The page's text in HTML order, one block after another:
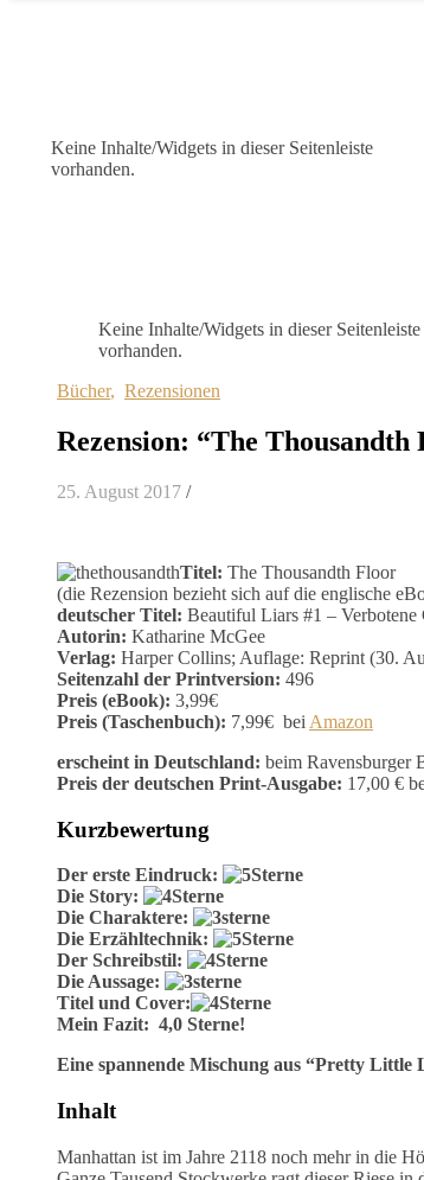
Keine Inhalte/Widgets in dieser Seitenleiste
vorhanden.
Keine Inhalte/Widgets in dieser Seitenleiste
vorhanden.
Bücher, Rezensionen
Rezension: “The
25. August 2017 /
Titel: The Thousandth Floor
(die Rezension bezieht sich auf die englische
deutscher Titel: Beautiful Liars #1 – Verbotene
Autorin: Katharine McGee
Verlag: Harper Collins; Auflage: Reprint (30.
Seitenzahl der Printversion: 496
Preis (eBook): 3,99€
Preis (Taschenbuch): 7,99€ bei Amazon
erscheint in Deutschland: beim Ravensburger
Preis der deutschen Print-Ausgabe: 17,00 €
Kurzbewertung
Der erste Eindruck:
Die Story:
Die Charaktere:
Die Erzähltechnik:
Der Schreibstil:
Die Aussage:
Titel und Cover:
Mein Fazit: 4,0 Sterne!
Eine spannende Mischung aus “Pretty
Inhalt
Manhattan ist im Jahre 2118 noch mehr in die